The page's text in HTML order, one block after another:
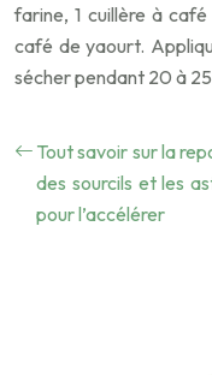
farine, 1 cuillère à
café de yaourt.
sécher pendant 20 à
Tout savoir sur la
des sourcils et les
pour l’accélérer